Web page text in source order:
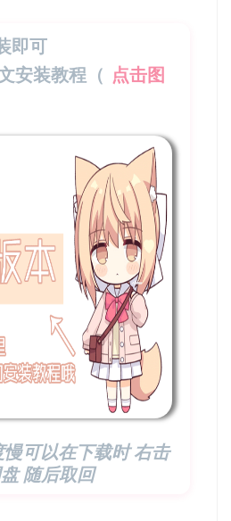
即可
安装教程（ 点击图
可以在下载时 右击
随后取回